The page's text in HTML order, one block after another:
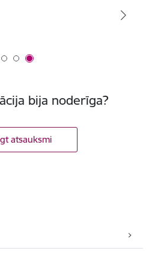
bija noderīga?
atsauksmi